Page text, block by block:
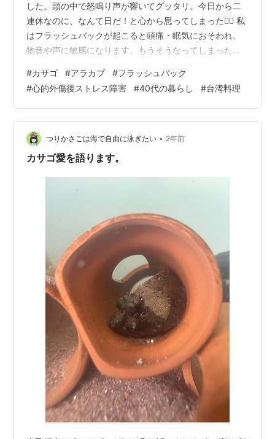
した。頭の中で怒鳴り声が響いてグッタリ。今日から二
連休なのに、なんて日だ！と心から思ってしまった😵‍💫 私
はフラッシュバックが起こると頭痛・眠気におそわれ、
物音や声に敏感になります。もうそうなってしまったら
らぼーっと過ごすことにしました。 昼からだいぶラクに
なったので、動画を観たり、読書を楽しんだり、愛魚🐟
を眺めていました。 左側：「まだら」まだら模様なので
右側：「ちび」連れて帰ったときいちばん小さかったの
で 「◯◯◯さん」→うちの職場にいる上司の名前。普
段穏やかなのに、時々貪欲さを見せるとこ…
#カサゴ #アラカブ #フラッシュバック
#心的外傷後ストレス障害 #40代の暮らし #台湾料理
つりかさごは海で自由に泳ぎたい • 2年前
カサゴ愛を語ります。